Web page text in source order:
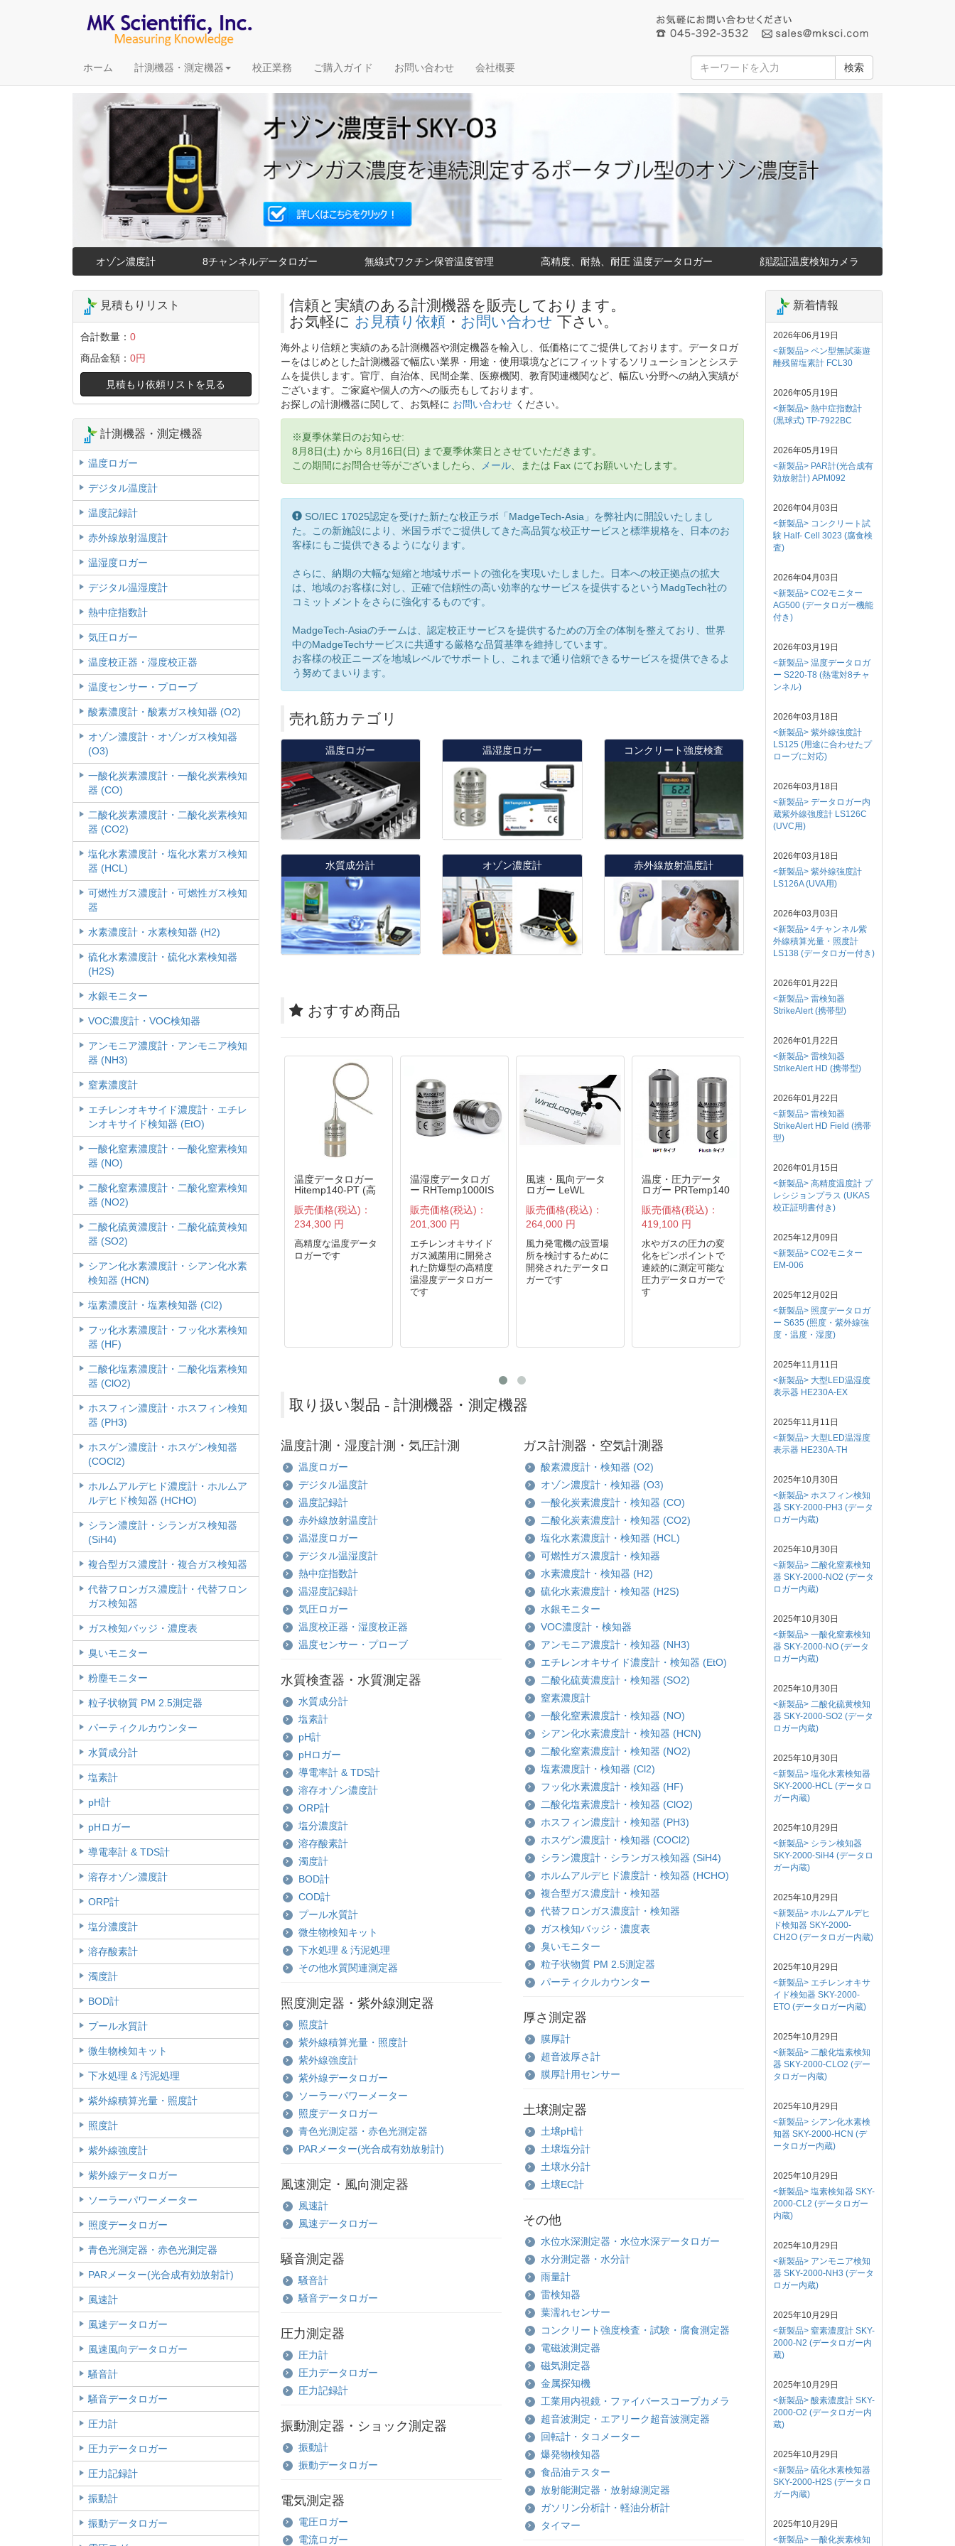
ホーム 計測機器・測定機器 校正業務 ご購入ガイド お問い合わせ 会社概要 検索
オゾン濃度計 8チャンネルデータロガー 無線式ワクチン保管温度管理 高精度、耐熱、耐圧 温度データロガー 顔認証温度検知カメラ
信頼と実績のある計測機器を販売しております。
お気軽に お見積り依頼・ お問い合わせ 下さい。
海外より信頼と実績のある計測機器や測定機器を輸入し、低価格にてご提供しております。データロガ
ーをはじめとした計測機器で幅広い業界・用途・使用環境などにフィットするソリューションとシステ
ムを提供します。官庁、自治体、民間企業、医療機関、教育関連機関など、幅広い分野への納入実績が
ございます。ご家庭や個人の方への販売もしております。
お探しの計測機器に関して、お気軽に お問い合わせください。
※夏季休業日のお知らせ:
8月8日(土) から 8月16日(日) まで夏季休業日とさせていただきます。
この期間にお問合せ等がございましたら、
メール、または Fax にてお願いいたします。
Important:
SO/IEC 17025認定を受けた新たな校正ラボ「MadgeTech-Asia」を弊社内に開設いたしまし
た。この新施設により、米国ラボでご提供してきた高品質な校正サービスと標準規格を、日本のお
客様にもご提供できるようになります。
さらに、納期の大幅な短縮と地域サポートの強化を実現いたしました。日本への校正拠点の拡大
は、地域のお客様に対し、正確で信頼性の高い効率的なサービスを提供するというMadgTech社の
コミットメントをさらに強化するものです。
MadgeTech-Asiaのチームは、認定校正サービスを提供するための万全の体制を整えており、世界
中のMadgeTechサービスに共通する厳格な品質基準を維持しています。
お客様の校正ニーズを地域レベルでサポートし、これまで通り信頼できるサービスを提供できるよ
う努めてまいります。
売れ筋カテゴリ
温度ロガー 温湿度ロガー コンクリート強度検査
水質成分計 オゾン濃度計 赤外線放射温度計
おすすめ商品
温度データロガー
Hitemp140-PT (高
防水、
ISO/IEC17025校正
証明書付)
販売価格(税込)：
234,300 円
高精度な温度データ
ロガーです
温湿度データロガ
ー RHTemp1000IS
ISO/IEC17025校正
証明書付)
販売価格(税込)：
201,300 円
エチレンオキサイド
ガス滅菌用に開発さ
れた防爆型の高精度
温湿度データロガー
です
風速・風向データ
ロガー LeWL
販売価格(税込)：
264,000 円
風力発電機の設置場
所を検討するために
開発されたデータロ
ガーです
温度・圧力データ
ロガー PRTemp140
ンネル、高精度、
耐熱・耐圧防水、
ISO/IEC17025校正
証明書付)
販売価格(税込)：
419,100 円
水やガスの圧力の変
化をピンポイントで
連続的に測定可能な
圧力データロガーで
す
無線式温度データ
ロガー
RFTCTemp2000A
(ISO/IEC 17025校
販売価格(税込)：
幅広い温度に対応す
る無線式 温度データ
ロガーです
温度データロガー
取り扱い製品 - 計測機器・測定機器
温度計測・湿度計測・気圧計測
温度ロガー
デジタル温度計
温度記録計
赤外線放射温度計
温湿度ロガー
デジタル温湿度計
熱中症指数計
温湿度記録計
気圧ロガー
温度校正器・湿度校正器
温度センサー・プローブ
水質検査器・水質測定器
水質成分計
塩素計
pH計
pHロガー
導電率計 & TDS計
溶存オゾン濃度計
ORP計
塩分濃度計
溶存酸素計
濁度計
BOD計
COD計
プール水質計
微生物検知キット
下水処理 & 汚泥処理
その他水質関連測定器
照度測定器・紫外線測定器
照度計
紫外線積算光量・照度計
紫外線強度計
紫外線データロガー
ソーラーパワーメーター
照度データロガー
青色光測定器・赤色光測定器
PARメーター(光合成有効放射計)
風速測定・風向測定器
風速計
風速データロガー
騒音測定器
騒音計
騒音データロガー
圧力測定器
圧力計
圧力データロガー
圧力記録計
振動測定器・ショック測定器
振動計
振動データロガー
電気測定器
電圧ロガー
電流ロガー
ガス計測器・空気計測器
酸素濃度計・検知器 (O2)
オゾン濃度計・検知器 (O3)
一酸化炭素濃度計・検知器 (CO)
二酸化炭素濃度計・検知器 (CO2)
塩化水素濃度計・検知器 (HCL)
可燃性ガス濃度計・検知器
水素濃度計・検知器 (H2)
硫化水素濃度計・検知器 (H2S)
水銀モニター
VOC濃度計・検知器
アンモニア濃度計・検知器 (NH3)
エチレンオキサイド濃度計・検知器 (EtO)
二酸化硫黄濃度計・検知器 (SO2)
窒素濃度計
一酸化窒素濃度計・検知器 (NO)
シアン化水素濃度計・検知器 (HCN)
二酸化窒素濃度計・検知器 (NO2)
塩素濃度計・検知器 (Cl2)
フッ化水素濃度計・検知器 (HF)
二酸化塩素濃度計・検知器 (ClO2)
ホスフィン濃度計・検知器 (PH3)
ホスゲン濃度計・検知器 (COCl2)
シラン濃度計・シランガス検知器 (SiH4)
ホルムアルデヒド濃度計・検知器 (HCHO)
複合型ガス濃度計・検知器
代替フロンガス濃度計・検知器
ガス検知バッジ・濃度表
臭いモニター
粒子状物質 PM 2.5測定器
パーティクルカウンター
厚さ測定器
膜厚計
超音波厚さ計
膜厚計用センサー
土壌測定器
土壌pH計
土壌塩分計
土壌水分計
土壌EC計
その他
水位水深測定器・水位水深データロガー
水分測定器・水分計
雨量計
雷検知器
葉濡れセンサー
コンクリート強度検査・試験・腐食測定器
電磁波測定器
磁気測定器
金属探知機
工業用内視鏡・ファイバースコープカメラ
超音波測定・エアリーク超音波測定器
回転計・タコメーター
爆発物検知器
食品油テスター
放射能測定器・放射線測定器
ガソリン分析計・軽油分析計
タイマー
見積もりリスト
合計数量： 0
商品金額： 0円
見積もり依頼リストを見る
計測機器・測定機器
温度ロガー
デジタル温度計
温度記録計
赤外線放射温度計
温湿度ロガー
デジタル温湿度計
熱中症指数計
気圧ロガー
温度校正器・湿度校正器
温度センサー・プローブ
酸素濃度計・酸素ガス検知器 (O2)
オゾン濃度計・オゾンガス検知器
(O3)
一酸化炭素濃度計・一酸化炭素検知
器 (CO)
二酸化炭素濃度計・二酸化炭素検知
器 (CO2)
塩化水素濃度計・塩化水素ガス検知
器 (HCL)
可燃性ガス濃度計・可燃性ガス検知
器
水素濃度計・水素検知器 (H2)
硫化水素濃度計・硫化水素検知器
(H2S)
水銀モニター
VOC濃度計・VOC検知器
アンモニア濃度計・アンモニア検知
器 (NH3)
窒素濃度計
エチレンオキサイド濃度計・エチレ
ンオキサイド検知器 (EtO)
一酸化窒素濃度計・一酸化窒素検知
器 (NO)
二酸化窒素濃度計・二酸化窒素検知
器 (NO2)
二酸化硫黄濃度計・二酸化硫黄検知
器 (SO2)
シアン化水素濃度計・シアン化水素
検知器 (HCN)
塩素濃度計・塩素検知器 (Cl2)
フッ化水素濃度計・フッ化水素検知
器 (HF)
二酸化塩素濃度計・二酸化塩素検知
器 (ClO2)
ホスフィン濃度計・ホスフィン検知
器 (PH3)
ホスゲン濃度計・ホスゲン検知器
(COCl2)
ホルムアルデヒド濃度計・ホルムア
ルデヒド検知器 (HCHO)
シラン濃度計・シランガス検知器
(SiH4)
複合型ガス濃度計・複合ガス検知器
代替フロンガス濃度計・代替フロン
ガス検知器
ガス検知バッジ・濃度表
臭いモニター
粉塵モニター
粒子状物質 PM 2.5測定器
パーティクルカウンター
水質成分計
塩素計
pH計
pHロガー
導電率計 & TDS計
溶存オゾン濃度計
ORP計
塩分濃度計
溶存酸素計
濁度計
BOD計
プール水質計
微生物検知キット
下水処理 & 汚泥処理
紫外線積算光量・照度計
照度計
紫外線強度計
紫外線データロガー
ソーラーパワーメーター
照度データロガー
青色光測定器・赤色光測定器
PARメーター(光合成有効放射計)
風速計
風速データロガー
風速風向データロガー
騒音計
騒音データロガー
圧力計
圧力データロガー
圧力記録計
振動計
振動データロガー
新着情報
2026年06月19日
<新製品> ペン型無試薬遊
離残留塩素計 FCL30
2026年05月19日
<新製品> 熱中症指数計
(黒球式) TP-7922BC
2026年05月19日
<新製品> PAR計(光合成有
効放射計) APM092
2026年04月03日
<新製品> コンクリート試
験 Half- Cell 3023 (腐食検
査)
2026年04月03日
<新製品> CO2モニター
AG500 (データロガー機能
付き)
2026年03月19日
<新製品> 温度データロガ
ー S220-T8 (熱電対8チャ
ンネル)
2026年03月18日
<新製品> 紫外線強度計
LS125 (用途に合わせたプ
ローブに対応)
2026年03月18日
<新製品> データロガー内
蔵紫外線強度計 LS126C
(UVC用)
2026年03月18日
<新製品> 紫外線強度計
LS126A (UVA用)
2026年03月03日
<新製品> 4チャンネル紫
外線積算光量・照度計
LS138 (データロガー付き)
2026年01月22日
<新製品> 雷検知器
StrikeAlert (携帯型)
2026年01月22日
<新製品> 雷検知器
StrikeAlert HD (携帯型)
2026年01月22日
<新製品> 雷検知器
StrikeAlert HD Field (携帯
型)
2026年01月15日
<新製品> 高精度温度計 プ
レシジョンプラス (UKAS
校正証明書付き)
2025年12月09日
<新製品> CO2モニター
EM-006
2025年12月02日
<新製品> 照度データロガ
ー S635 (照度・紫外線強
度・温度・湿度)
2025年11月11日
<新製品> 大型LED温湿度
表示器 HE230A-EX
2025年11月11日
<新製品> 大型LED温湿度
表示器 HE230A-TH
2025年10月30日
<新製品> ホスフィン検知
器 SKY-2000-PH3 (データ
ロガー内蔵)
2025年10月30日
<新製品> 二酸化窒素検知
器 SKY-2000-NO2 (データ
ロガー内蔵)
2025年10月30日
<新製品> 一酸化窒素検知
器 SKY-2000-NO (データ
ロガー内蔵)
2025年10月30日
<新製品> 二酸化硫黄検知
器 SKY-2000-SO2 (データ
ロガー内蔵)
2025年10月30日
<新製品> 塩化水素検知器
SKY-2000-HCL (データロ
ガー内蔵)
2025年10月29日
<新製品> シラン検知器
SKY-2000-SiH4 (データロ
ガー内蔵)
2025年10月29日
<新製品> ホルムアルデヒ
ド検知器 SKY-2000-
CH2O (データロガー内蔵)
2025年10月29日
<新製品> エチレンオキサ
イド検知器 SKY-2000-
ETO (データロガー内蔵)
2025年10月29日
<新製品> 二酸化塩素検知
器 SKY-2000-CLO2 (デー
タロガー内蔵)
2025年10月29日
<新製品> シアン化水素検
知器 SKY-2000-HCN (デ
ータロガー内蔵)
2025年10月29日
<新製品> 塩素検知器 SKY-
2000-CL2 (データロガー
内蔵)
2025年10月29日
<新製品> アンモニア検知
器 SKY-2000-NH3 (データ
ロガー内蔵)
2025年10月29日
<新製品> 窒素濃度計 SKY-
2000-N2 (データロガー内
蔵)
2025年10月29日
<新製品> 酸素濃度計 SKY-
2000-O2 (データロガー内
蔵)
2025年10月29日
<新製品> 硫化水素検知器
SKY-2000-H2S (データロ
ガー内蔵)
2025年10月29日
<新製品> 一酸化炭素検知